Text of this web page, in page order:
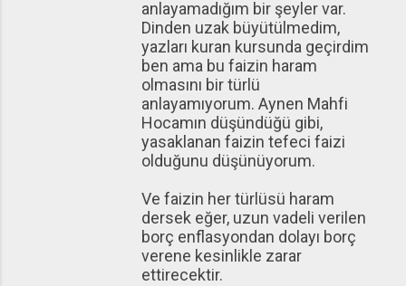
anlayamadığım bir şeyler var.
Dinden uzak büyütülmedim,
yazları kuran kursunda geçirdim
ben ama bu faizin haram
olmasını bir türlü
anlayamıyorum. Aynen Mahfi
Hocamın düşündüğü gibi,
yasaklanan faizin tefeci faizi
olduğunu düşünüyorum.
Ve faizin her türlüsü haram
dersek eğer, uzun vadeli verilen
borç enflasyondan dolayı borç
verene kesinlikle zarar
ettirecektir.